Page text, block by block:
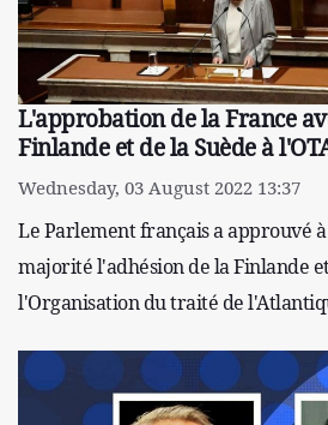
L'approbation de la France
Finlande et de la Suède à
Wednesday, 03 August 2022 13:37
Le Parlement français a approuvé
majorité l'adhésion de la Finlande
l'Organisation du traité de